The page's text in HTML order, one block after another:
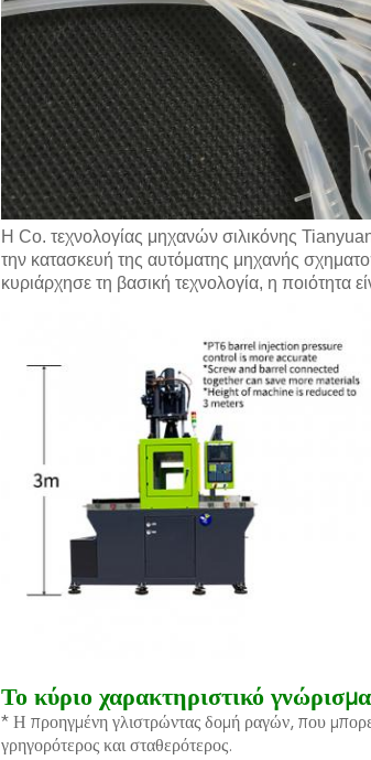
Η Co. τεχνολογίας μηχανών σιλικόνης
την κατασκευή της αυτόματης μηχανής
κυριάρχησε τη βασική τεχνολογία, η ποιότητα
Το κύριο χαρακτηριστικό
* Η προηγμένη γλιστρώντας δομή ραγών, που
γρηγορότερος και σταθερότερος.